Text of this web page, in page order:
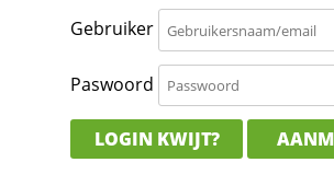
Gebruiker
Paswoord
LOGIN KWIJT?